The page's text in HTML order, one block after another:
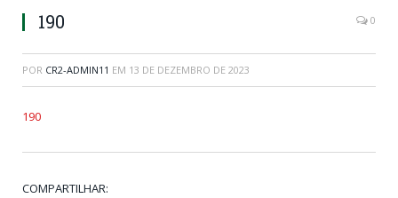
190 0
POR CR2-ADMIN11 EM 13 DE DEZEMBRO DE 2023
190
COMPARTILHAR: